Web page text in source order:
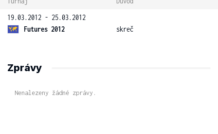
19.03.2012 - 25.03.2012
Futures 2012
skreč
Zprávy
Nenalezeny žádné zprávy.